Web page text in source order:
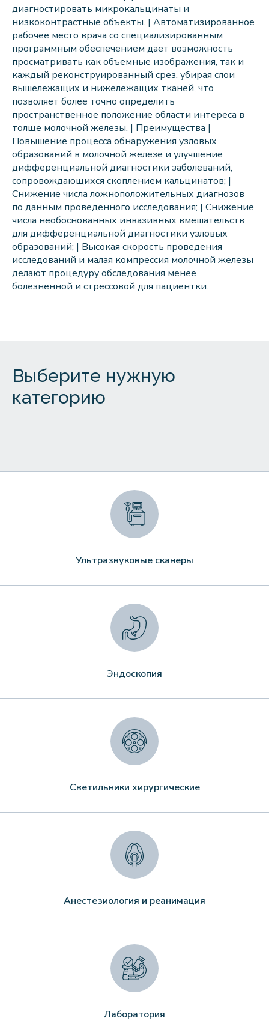
диагностировать микрокальцинаты и
низкоконтрастные объекты. | Автоматизированное
рабочее место врача со специализированным
программным обеспечением дает возможность
просматривать как объемные изображения, так и
каждый реконструированный срез, убирая слои
вышележащих и нижележащих тканей, что
позволяет более точно определить
пространственное положение области интереса в
толще молочной железы. | Преимущества |
Повышение процесса обнаружения узловых
образований в молочной железе и улучшение
дифференциальной диагностики заболеваний,
сопровождающихся скоплением кальцинатов; |
Снижение числа ложноположительных диагнозов
по данным проведенного исследования; | Снижение
числа необоснованных инвазивных вмешательств
для дифференциальной диагностики узловых
образований; | Высокая скорость проведения
исследований и малая компрессия молочной железы
делают процедуру обследования менее
болезненной и стрессовой для пациентки.
Выберите нужную
категорию
Ультразвуковые сканеры
Эндоскопия
Светильники хирургические
Анестезиология и реанимация
Лаборатория